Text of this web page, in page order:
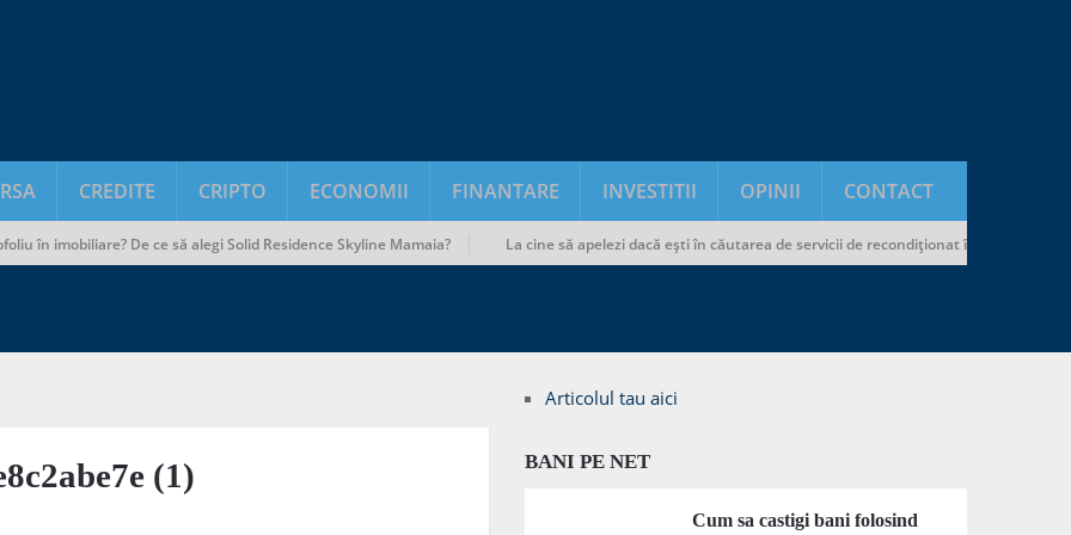
CREDITE CRIPTO ECONOMII FINANTARE INVESTITII OPINII CONTACT
imobiliare? De ce să alegi Solid Residence Skyline Mamaia? La cine să apelezi dacă ești în căutarea de servicii de recondiționat încălțăminte și
(1)
Articolul tau aici
BANI PE NET
Cum sa castigi bani folosind